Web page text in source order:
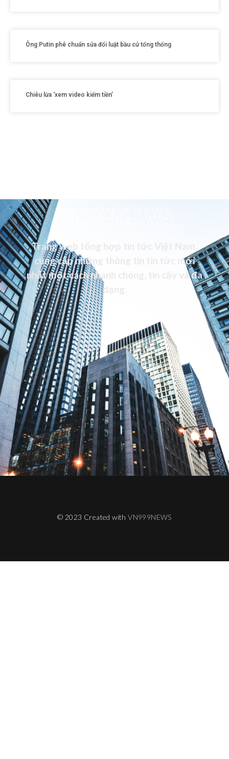
Ông Putin phê chuẩn sửa đổi luật bầu cử tổng thống
Chiêu lừa ‘xem video kiếm tiền’
VN99NEWS
Trang web tổng hợp tin tức Việt Nam,
cung cấp những thông tin tin tức mới
nhất một cách nhanh chóng, tin cậy và đa
dạng.
© 2023 Created withVN999NEWS